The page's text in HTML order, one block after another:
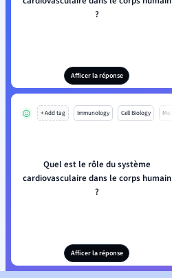
?
Afficer la réponse
+ Add tag Immunology Cell Biology Mo
Quel est le rôle du système
cardiovasculaire dans le corps humain
?
Afficer la réponse